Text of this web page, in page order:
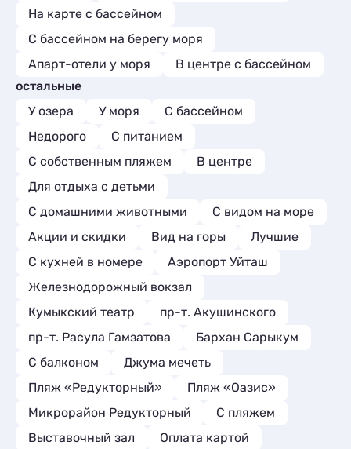
На карте с бассейном
С бассейном на берегу моря
Апарт-отели у моря
В центре с бассейном
остальные
У озера
У моря
С бассейном
Недорого
С питанием
С собственным пляжем
В центре
Для отдыха с детьми
С домашними животными
С видом на море
Акции и скидки
Вид на горы
Лучшие
C кухней в номере
Аэропорт Уйташ
Железнодорожный вокзал
Кумыкский театр
пр-т. Акушинского
пр-т. Расула Гамзатова
Бархан Сарыкум
С балконом
Джума мечеть
Пляж «Редукторный»
Пляж «Оазис»
Микрорайон Редукторный
С пляжем
Выставочный зал
Оплата картой